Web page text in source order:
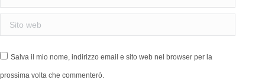
Sito web
Salva il mio nome, indirizzo email e sito web nel browser per la
prossima volta che commenterò.